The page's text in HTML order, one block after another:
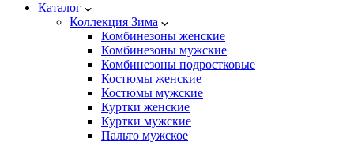
Каталог
Коллекция Зима
Комбинезоны женские
Комбинезоны мужские
Комбинезоны подростковые
Костюмы женские
Костюмы мужские
Куртки женские
Куртки мужские
Пальто мужское